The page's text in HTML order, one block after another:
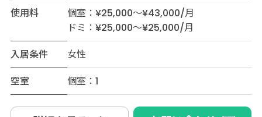
使用料
個室：¥25,000～¥43,000/月
ドミ：¥25,000～¥25,000/月
入居条件
女性
空室
個室：1